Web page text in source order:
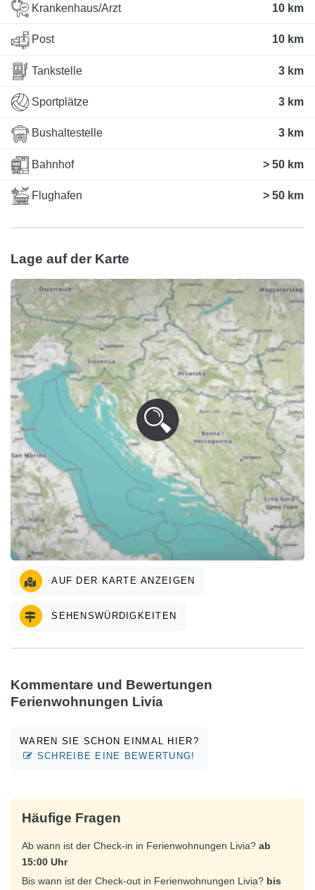
Krankenhaus/Arzt 10 km
Post 10 km
Tankstelle 3 km
Sportplätze 3 km
Bushaltestelle 3 km
Bahnhof > 50 km
Flughafen > 50 km
Lage auf der Karte
AUF DER KARTE ANZEIGEN
SEHENSWÜRDIGKEITEN
Kommentare und Bewertungen
Ferienwohnungen Livia
WAREN SIE SCHON EINMAL HIER?
SCHREIBE EINE BEWERTUNG!
Häufige Fragen
Ab wann ist der Check-in in Ferienwohnungen Livia? ab
15:00 Uhr
Bis wann ist der Check-out in Ferienwohnungen Livia? bis